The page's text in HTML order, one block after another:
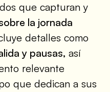
que capturan y
la jornada
detalles como
y pausas, así
relevante
que dedican a sus